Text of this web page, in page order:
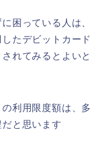
困っている人は、
たデビットカード
れてみるとよいと
利用限度額は、多
と思います